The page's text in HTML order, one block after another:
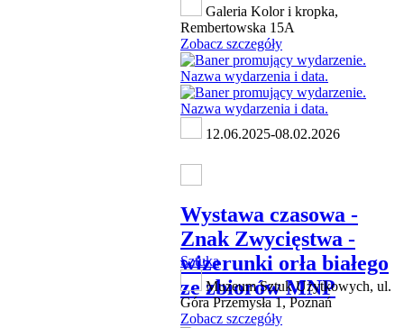
Galeria Kolor i kropka,
Rembertowska 15A
Zobacz szczegóły
12.06.2025-08.02.2026
Wystawa czasowa -
Znak Zwycięstwa -
wizerunki orła białego
ze zbiorów MNP
Sztuka
Muzeum Sztuk Użytkowych, ul.
Góra Przemysła 1, Poznań
Zobacz szczegóły